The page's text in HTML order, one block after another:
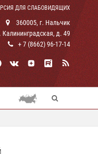
ДЛЯ СЛАБОВИДЯЩИХ
360005, г. Нальчик
Калининградская, д. 49
+ 7 (8662) 96-17-14